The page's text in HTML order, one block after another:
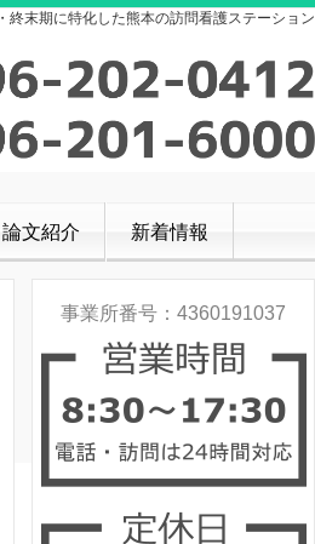
終末期に特化した熊本の訪問看護ステーション
論文紹介 新着情報
事業所番号：4360191037